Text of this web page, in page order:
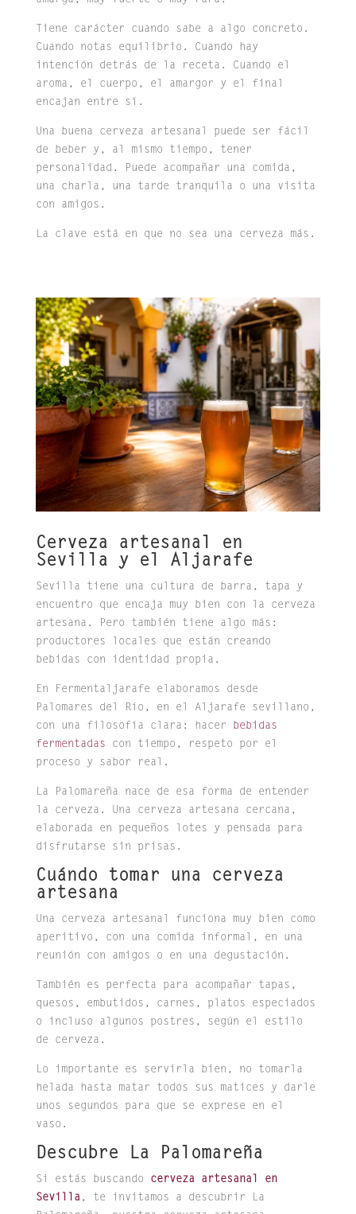
Tiene carácter cuando sabe a algo concreto.
Cuando notas equilibrio. Cuando hay
intención detrás de la receta. Cuando el
aroma, el cuerpo, el amargor y el final
encajan entre sí.
Una buena cerveza artesanal puede ser fácil
de beber y, al mismo tiempo, tener
personalidad. Puede acompañar una comida,
una charla, una tarde tranquila o una visita
con amigos.
La clave está en que no sea una cerveza más.
Cerveza artesanal en
Sevilla y el Aljarafe
Sevilla tiene una cultura de barra, tapa y
encuentro que encaja muy bien con la cerveza
artesana. Pero también tiene algo más:
productores locales que están creando
bebidas con identidad propia.
En Fermentaljarafe elaboramos desde
Palomares del Río, en el Aljarafe sevillano,
con una filosofía clara: hacer bebidas
fermentadas con tiempo, respeto por el
proceso y sabor real.
La Palomareña nace de esa forma de entender
la cerveza. Una cerveza artesana cercana,
elaborada en pequeños lotes y pensada para
disfrutarse sin prisas.
Cuándo tomar una cerveza
artesana
Una cerveza artesanal funciona muy bien como
aperitivo, con una comida informal, en una
reunión con amigos o en una degustación.
También es perfecta para acompañar tapas,
quesos, embutidos, carnes, platos especiados
o incluso algunos postres, según el estilo
de cerveza.
Lo importante es servirla bien, no tomarla
helada hasta matar todos sus matices y darle
unos segundos para que se exprese en el
vaso.
Descubre La Palomareña
Si estás buscando cerveza artesanal en
Sevilla , te invitamos a descubrir La